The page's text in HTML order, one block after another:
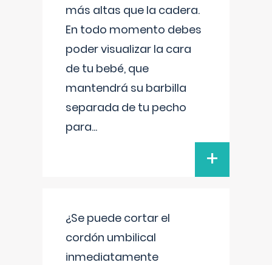
más altas que la cadera.
En todo momento debes
poder visualizar la cara
de tu bebé, que
mantendrá su barbilla
separada de tu pecho
para...
+
¿Se puede cortar el
cordón umbilical
inmediatamente